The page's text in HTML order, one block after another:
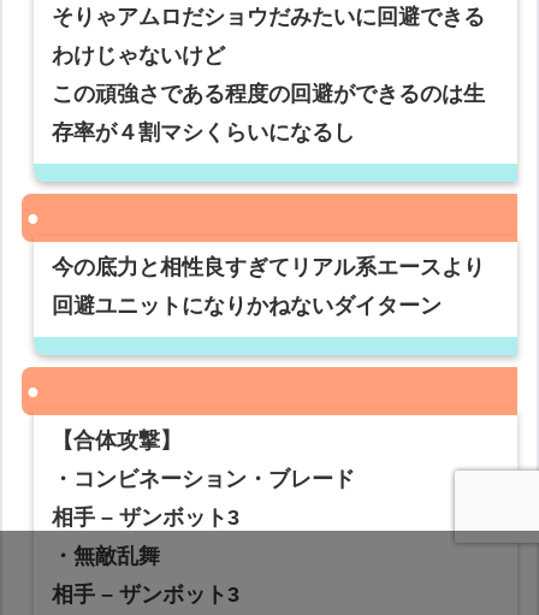
そりゃアムロだショウだみたいに回避できる
わけじゃないけど
この頑強さである程度の回避ができるのは生
存率が４割マシくらいになるし
今の底力と相性良すぎてリアル系エースより
回避ユニットになりかねないダイターン
【合体攻撃】
・コンビネーション・ブレード
相手 – ザンボット3
・無敵乱舞
相手 – ザンボット3